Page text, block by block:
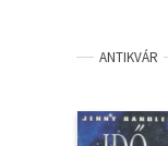
ANTIKVÁR